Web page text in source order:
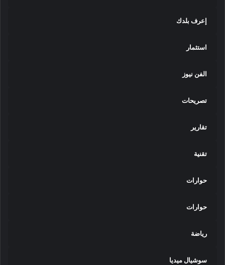
إعرف بلدك
استثمار
الفن نيوز
تصريحات
تقارير
تقنية
حوارات
حوارات
رياضة
سوشيال ميديا